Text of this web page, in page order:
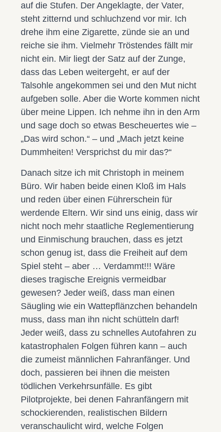
auf die Stufen. Der Angeklagte, der Vater,
steht zitternd und schluchzend vor mir. Ich
drehe ihm eine Zigarette, zünde sie an und
reiche sie ihm. Vielmehr Tröstendes fällt mir
nicht ein. Mir liegt der Satz auf der Zunge,
dass das Leben weitergeht, er auf der
Talsohle angekommen sei und den Mut nicht
aufgeben solle. Aber die Worte kommen nicht
über meine Lippen. Ich nehme ihn in den Arm
und sage doch so etwas Bescheuertes wie –
„Das wird schon.“ – und „Mach jetzt keine
Dummheiten! Versprichst du mir das?“
Danach sitze ich mit Christoph in meinem
Büro. Wir haben beide einen Kloß im Hals
und reden über einen Führerschein für
werdende Eltern. Wir sind uns einig, dass wir
nicht noch mehr staatliche Reglementierung
und Einmischung brauchen, dass es jetzt
schon genug ist, dass die Freiheit auf dem
Spiel steht – aber … Verdammt!!! Wäre
dieses tragische Ereignis vermeidbar
gewesen? Jeder weiß, dass man einen
Säugling wie ein Wattepflänzchen behandeln
muss, dass man ihn nicht schütteln darf!
Jeder weiß, dass zu schnelles Autofahren zu
katastrophalen Folgen führen kann – auch
die zumeist männlichen Fahranfänger. Und
doch, passieren bei ihnen die meisten
tödlichen Verkehrsunfälle. Es gibt
Pilotprojekte, bei denen Fahranfängern mit
schockierenden, realistischen Bildern
veranschaulicht wird, welche Folgen